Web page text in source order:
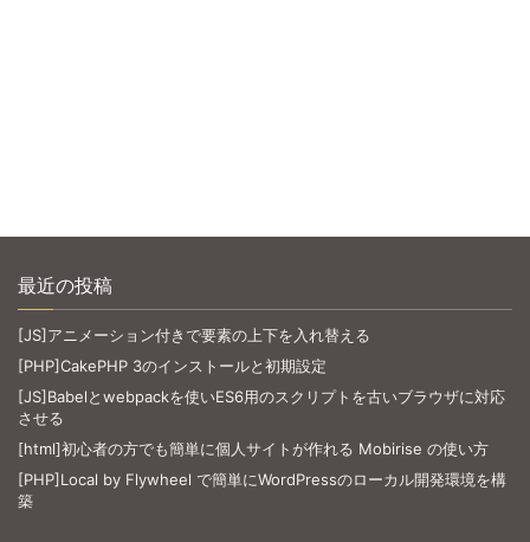
最近の投稿
[JS]アニメーション付きで要素の上下を入れ替える
[PHP]CakePHP 3のインストールと初期設定
[JS]Babelとwebpackを使いES6用のスクリプトを古いブラウザに対応
させる
[html]初心者の方でも簡単に個人サイトが作れる Mobirise の使い方
[PHP]Local by Flywheel で簡単にWordPressのローカル開発環境を構
築